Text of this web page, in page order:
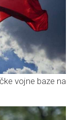
vojne baze na